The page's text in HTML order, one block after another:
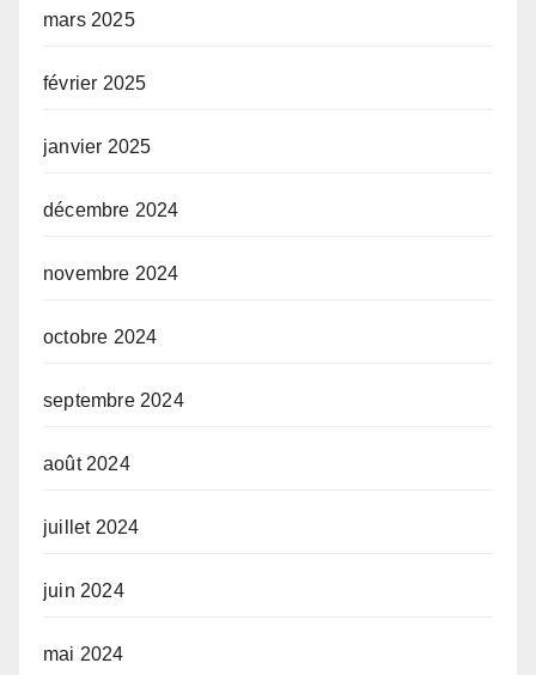
mars 2025
février 2025
janvier 2025
décembre 2024
novembre 2024
octobre 2024
septembre 2024
août 2024
juillet 2024
juin 2024
mai 2024